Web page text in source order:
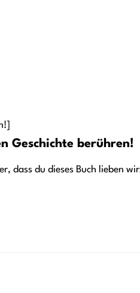
Geschichte berühren!
dass du dieses Buch lieben